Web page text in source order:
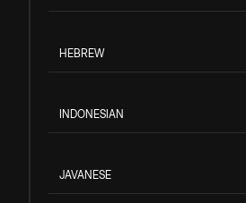
HEBREW
INDONESIAN
JAVANESE